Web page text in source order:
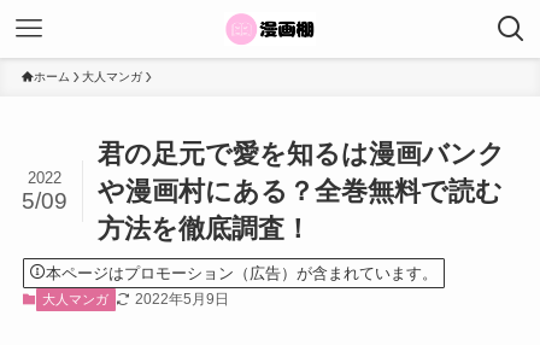
ホーム 大人マンガ
君の足元で愛を知るは漫画バンク
や漫画村にある？全巻無料で読む
方法を徹底調査！
2022
5/09
本ページはプロモーション（広告）が含まれています。
大人マンガ 2022年5月9日